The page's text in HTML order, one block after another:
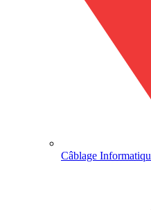
Câblage